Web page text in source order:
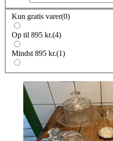
Kun gratis varer(0)
Op til 895 kr.(4)
Mindst 895 kr.(1)